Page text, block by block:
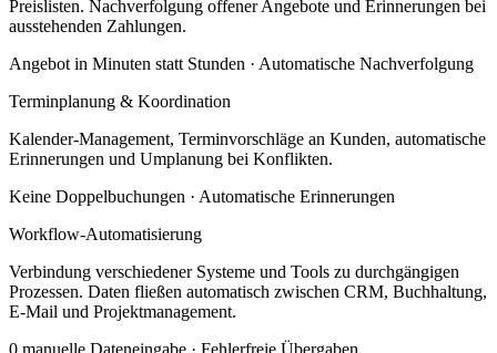
Preislisten. Nachverfolgung offener Angebote und Erinnerungen bei
ausstehenden Zahlungen.
Angebot in Minuten statt Stunden · Automatische Nachverfolgung
Terminplanung & Koordination
Kalender-Management, Terminvorschläge an Kunden, automatische
Erinnerungen und Umplanung bei Konflikten.
Keine Doppelbuchungen · Automatische Erinnerungen
Workflow-Automatisierung
Verbindung verschiedener Systeme und Tools zu durchgängigen
Prozessen. Daten fließen automatisch zwischen CRM, Buchhaltung,
E-Mail und Projektmanagement.
0 manuelle Dateneingabe · Fehlerfreie Übergaben